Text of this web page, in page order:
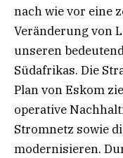
nach wie vor eine
Veränderung von
unseren
Südafrikas. Die
Plan von Eskom
operative
Stromnetz sowie
modernisieren.